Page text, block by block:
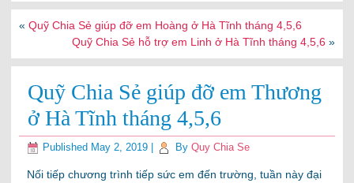
«Quỹ Chia Sẻ giúp đỡ em Hoàng ở Hà Tĩnh tháng 4,5,6
Quỹ Chia Sẻ hỗ trợ em Linh ở Hà Tĩnh tháng 4,5,6 »
Quỹ Chia Sẻ giúp đỡ em Thương
ở Hà Tĩnh tháng 4,5,6
Published May 2, 2019 By Quy Chia Se
Nối tiếp chương trình tiếp sức em đến trường, tuần này đại